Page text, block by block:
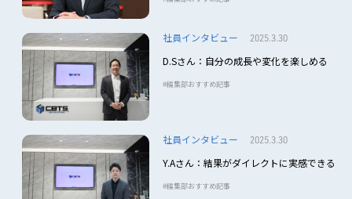
社員インタビュー 2025.3.30
D.Sさん：自分の成長や変化を楽しめる
編集部おすすめ記事
社員インタビュー 2025.3.30
Y.Aさん：結果がダイレクトに実感できる
編集部おすすめ記事